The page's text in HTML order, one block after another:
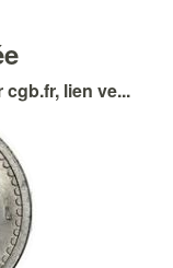
lien ve...